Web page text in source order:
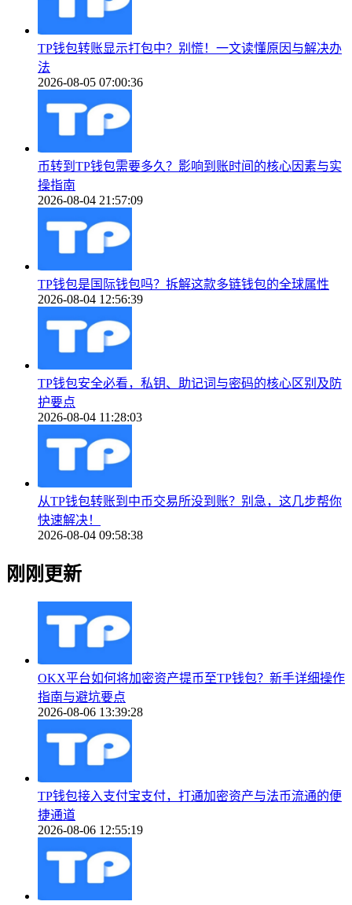
TP钱包转账显示打包中？别慌！一文读懂原因与解决办
法
2026-08-05 07:00:36
币转到TP钱包需要多久？影响到账时间的核心因素与实
操指南
2026-08-04 21:57:09
TP钱包是国际钱包吗？拆解这款多链钱包的全球属性
2026-08-04 12:56:39
TP钱包安全必看，私钥、助记词与密码的核心区别及防
护要点
2026-08-04 11:28:03
从TP钱包转账到中币交易所没到账？别急，这几步帮你
快速解决！
2026-08-04 09:58:38
刚刚更新
OKX平台如何将加密资产提币至TP钱包？新手详细操作
指南与避坑要点
2026-08-06 13:39:28
TP钱包接入支付宝支付，打通加密资产与法币流通的便
捷通道
2026-08-06 12:55:19